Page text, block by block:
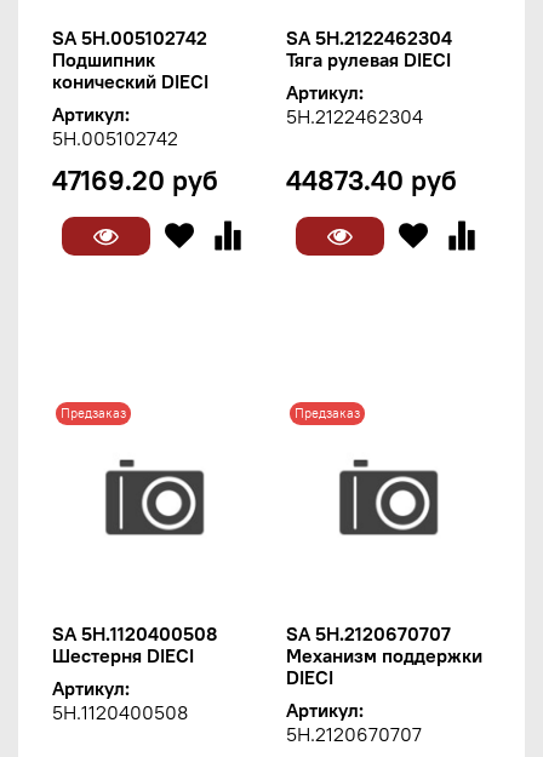
SA 5H.005102742
Подшипник
конический DIECI
Артикул:
5H.005102742
47169.20 руб
SA 5H.2122462304
Тяга рулевая DIECI
Артикул:
5H.2122462304
44873.40 руб
Предзаказ
SA 5H.1120400508
Шестерня DIECI
Артикул:
5H.1120400508
Предзаказ
SA 5H.2120670707
Механизм поддержки
DIECI
Артикул:
5H.2120670707